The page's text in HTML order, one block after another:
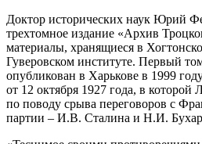
Доктор исторических наук Юрий
трехтомное издание «Архив
материалы, хранящиеся в
Гуверовском институте. Первый
опубликован в Харькове в 1999
от 12 октября 1927 года, в которой
по поводу срыва переговоров с
партии – И.В. Сталина и Н.И.